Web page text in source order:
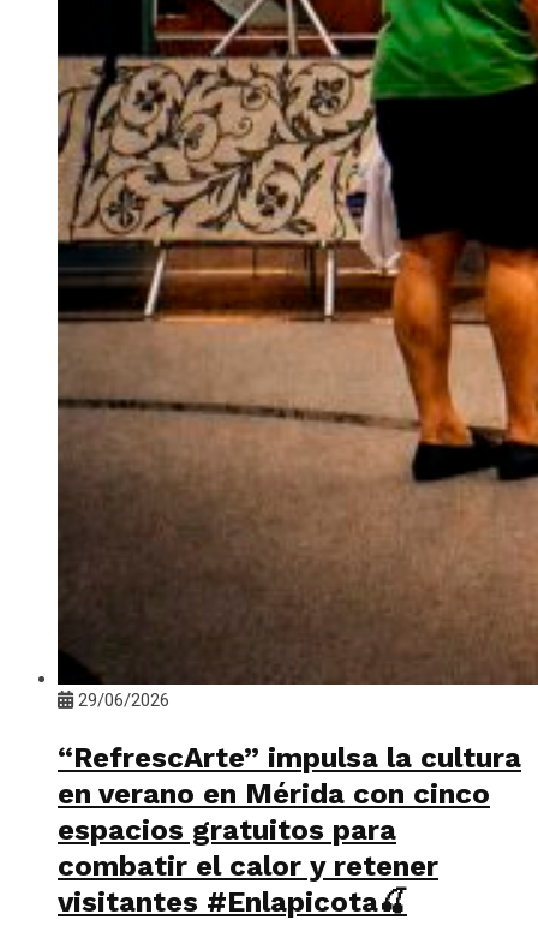
29/06/2026
“RefrescArte” impulsa la cultura
en verano en Mérida con cinco
espacios gratuitos para
combatir el calor y retener
visitantes #Enlapicota🍒